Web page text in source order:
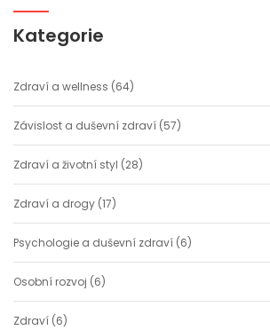
Kategorie
Zdraví a wellness (64)
Závislost a duševní zdraví (57)
Zdraví a životní styl (28)
Zdraví a drogy (17)
Psychologie a duševní zdraví (6)
Osobní rozvoj (6)
Zdraví (6)